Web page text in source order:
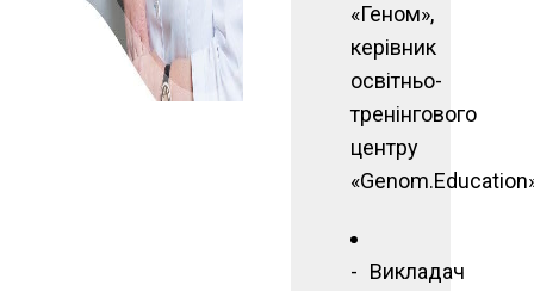
«Геном»,
керівник
освітньо-
тренінгового
центру
Викладач